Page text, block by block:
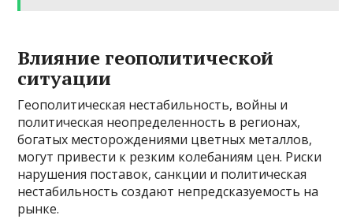
Влияние геополитической
ситуации
Геополитическая нестабильность, войны и
политическая неопределенность в регионах,
богатых месторождениями цветных металлов,
могут привести к резким колебаниям цен. Риски
нарушения поставок, санкции и политическая
нестабильность создают непредсказуемость на
рынке.